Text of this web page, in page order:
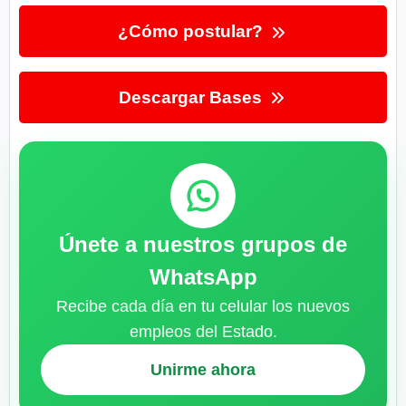
¿Cómo postular?
Descargar Bases
Únete a nuestros grupos de
WhatsApp
Recibe cada día en tu celular los nuevos
empleos del Estado.
Unirme ahora